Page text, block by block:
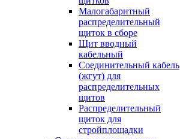
Малогабаритный
распределительный
щиток в сборе
Щит вводный
кабельный
Соединительный кабель
(жгут) для
распределительных
щитов
Распределительный
щиток для
стройплощадки